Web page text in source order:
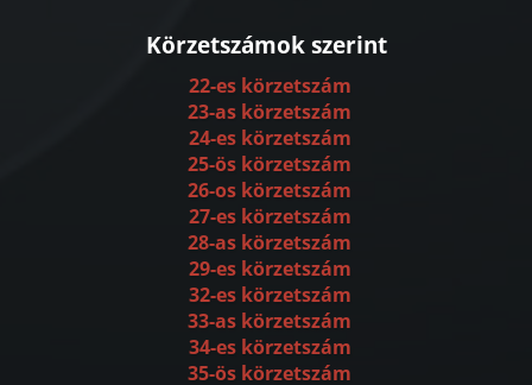
Körzetszámok szerint
22-es körzetszám
23-as körzetszám
24-es körzetszám
25-ös körzetszám
26-os körzetszám
27-es körzetszám
28-as körzetszám
29-es körzetszám
32-es körzetszám
33-as körzetszám
34-es körzetszám
35-ös körzetszám